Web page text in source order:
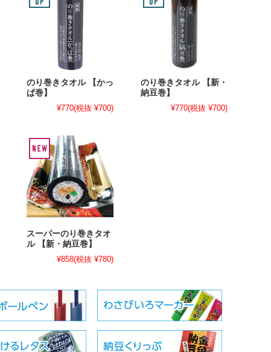
のり巻きタオル 【かっ
ぱ巻】
¥770(税抜 ¥700)
のり巻きタオル 【新・
納豆巻】
¥770(税抜 ¥700)
スーパーのり巻きタオ
ル 【新・納豆巻】
¥858(税抜 ¥780)